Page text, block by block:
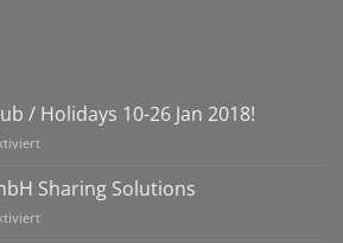
/ Holidays 10-26 Jan 2018!
für
/
10-
Sharing Solutions
für